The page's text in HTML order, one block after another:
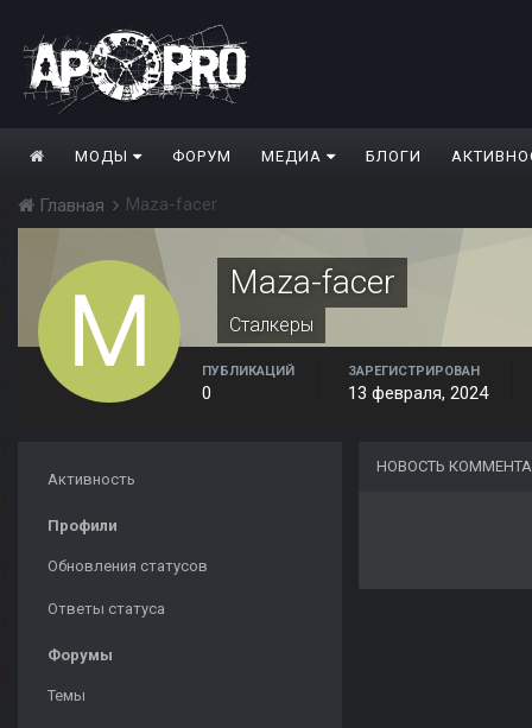
МОДЫ ФОРУМ МЕДИА БЛОГИ
Главная Maza-facer
Maza-facer
Сталкеры
ПУБЛИКАЦИЙ
0
ЗАРЕГИСТРИРОВАН
13 февраля, 2024
Активность
Профили
Обновления статусов
Ответы статуса
Форумы
Темы
НОВОСТЬ